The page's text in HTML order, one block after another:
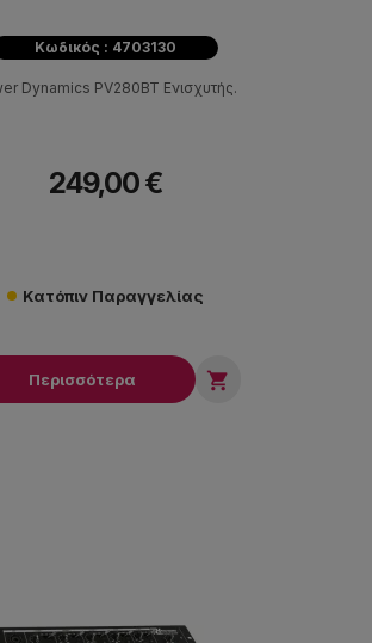
Κωδικός : 4703130
Dynamics PV280BT Ενισχυτής.
249,00 €
Κατόπιν Παραγγελίας
Περισσότερα 